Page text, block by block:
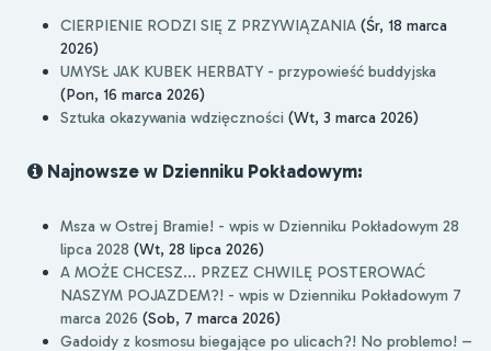
CIERPIENIE RODZI SIĘ Z PRZYWIĄZANIA (Śr, 18 marca
2026)
UMYSŁ JAK KUBEK HERBATY - przypowieść buddyjska
(Pon, 16 marca 2026)
Sztuka okazywania wdzięczności (Wt, 3 marca 2026)
Najnowsze w Dzienniku Pokładowym:
Msza w Ostrej Bramie! - wpis w Dzienniku Pokładowym 28
lipca 2028 (Wt, 28 lipca 2026)
A MOŻE CHCESZ... PRZEZ CHWILĘ POSTEROWAĆ
NASZYM POJAZDEM?! - wpis w Dzienniku Pokładowym 7
marca 2026 (Sob, 7 marca 2026)
Gadoidy z kosmosu biegające po ulicach?! No problemo! –